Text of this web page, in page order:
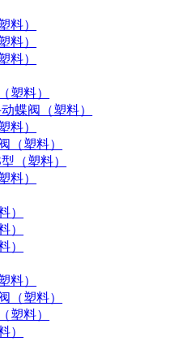
料）
料）
料）
塑料）
蝶阀（塑料）
料）
（塑料）
（塑料）
料）
）
）
）
料）
（塑料）
塑料）
）